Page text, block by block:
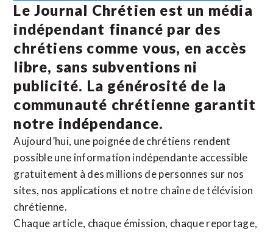
Le Journal Chrétien est un média
indépendant financé par des
chrétiens comme vous, en accès
libre, sans subventions ni
publicité. La générosité de la
communauté chrétienne garantit
notre indépendance.
Aujourd’hui, une poignée de chrétiens rendent
possible une information indépendante accessible
gratuitement à des millions de personnes sur nos
sites, nos applications et notre chaîne de télévision
chrétienne.
Chaque article, chaque émission, chaque reportage,